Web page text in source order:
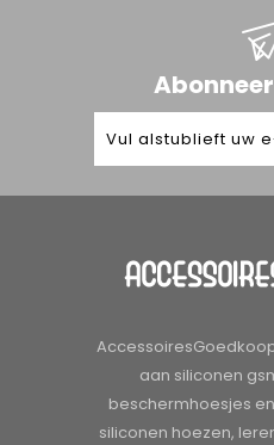
aan siliconen
beschermhoesjes
siliconen hoezen,